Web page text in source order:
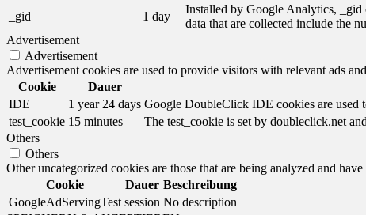
_gid 1 day
Installed by Google Analytics, _gid
data that are collected include the
Advertisement
Advertisement
Advertisement cookies are used to provide visitors with relevant ads
Cookie
Dauer
IDE
1 year 24 days Google DoubleClick IDE cookies are used
test_cookie 15 minutes
The test_cookie is set by doubleclick.net
Others
Others
Other uncategorized cookies are those that are being analyzed and
Cookie
Dauer Beschreibung
GoogleAdServingTest session No description